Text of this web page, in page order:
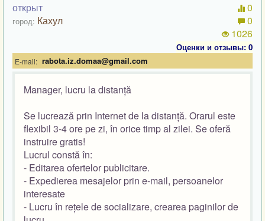
открыт
город: Кахул
0
0
1026
Оценки и отзывы: 0
E-mail: rabota.iz.domaa@gmail.com
Manager, lucru la distanță
Se lucrează prin Internet de la distanță. Orarul este
flexibil 3-4 ore pe zi, în orice timp al zilei. Se oferă
instruire gratis!
Lucrul constă în:
- Editarea ofertelor publicitare.
- Expedierea mesajelor prin e-mail, persoanelor
interesate
- Lucru în rețele de socializare, crearea paginilor de